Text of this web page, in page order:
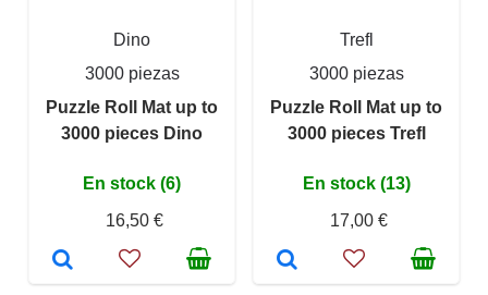
Dino
3000 piezas
Puzzle Roll Mat up to
3000 pieces Dino
En stock (6)
16,50 €
Trefl
3000 piezas
Puzzle Roll Mat up to
3000 pieces Trefl
En stock (13)
17,00 €